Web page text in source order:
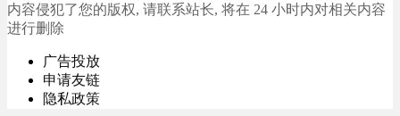
内容侵犯了您的版权, 请联系站长, 将在 24 小时内对相关内容
进行删除
广告投放
申请友链
隐私政策